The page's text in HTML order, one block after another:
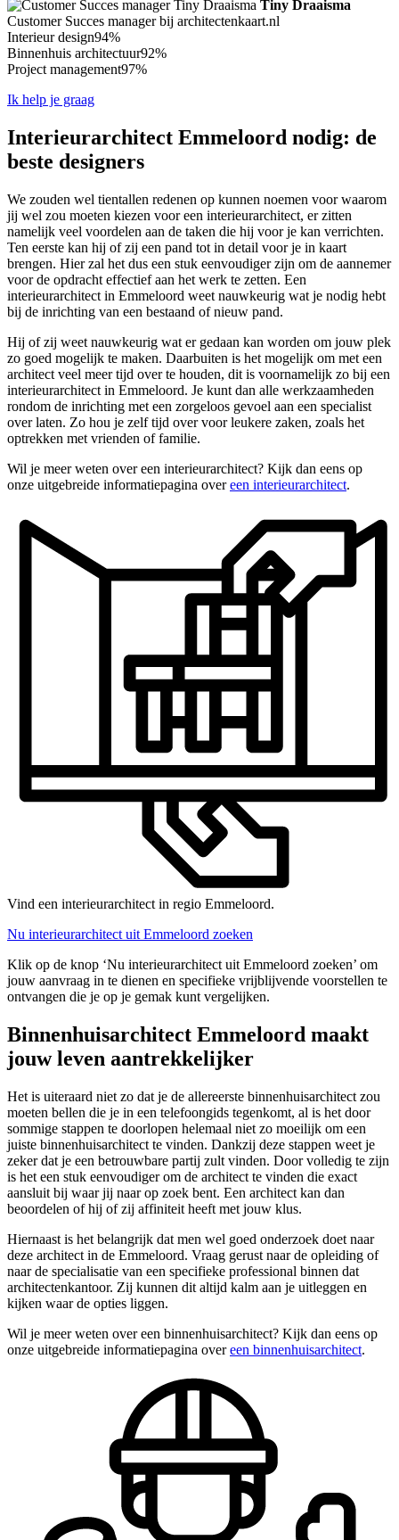
Tiny Draaisma
Customer Succes manager bij architectenkaart.nl
Interieur design94%
Binnenhuis architectuur92%
Project management97%
Ik help je graag
Interieurarchitect Emmeloord nodig: de
beste designers
We zouden wel tientallen redenen op kunnen noemen voor waarom
jij wel zou moeten kiezen voor een interieurarchitect, er zitten
namelijk veel voordelen aan de taken die hij voor je kan verrichten.
Ten eerste kan hij of zij een pand tot in detail voor je in kaart
brengen. Hier zal het dus een stuk eenvoudiger zijn om de aannemer
voor de opdracht effectief aan het werk te zetten. Een
interieurarchitect in Emmeloord weet nauwkeurig wat je nodig hebt
bij de inrichting van een bestaand of nieuw pand.
Hij of zij weet nauwkeurig wat er gedaan kan worden om jouw plek
zo goed mogelijk te maken. Daarbuiten is het mogelijk om met een
architect veel meer tijd over te houden, dit is voornamelijk zo bij een
interieurarchitect in Emmeloord. Je kunt dan alle werkzaamheden
rondom de inrichting met een zorgeloos gevoel aan een specialist
over laten. Zo hou je zelf tijd over voor leukere zaken, zoals het
optrekken met vrienden of familie.
Wil je meer weten over een interieurarchitect? Kijk dan eens op
onze uitgebreide informatiepagina overeen interieurarchitect.
Vind een interieurarchitect in regio Emmeloord.
Nu interieurarchitect uit Emmeloord zoeken
Klik op de knop ‘Nu interieurarchitect uit Emmeloord zoeken’ om
jouw aanvraag in te dienen en specifieke vrijblijvende voorstellen te
ontvangen die je op je gemak kunt vergelijken.
Binnenhuisarchitect Emmeloord maakt
jouw leven aantrekkelijker
Het is uiteraard niet zo dat je de allereerste binnenhuisarchitect zou
moeten bellen die je in een telefoongids tegenkomt, al is het door
sommige stappen te doorlopen helemaal niet zo moeilijk om een
juiste binnenhuisarchitect te vinden. Dankzij deze stappen weet je
zeker dat je een betrouwbare partij zult vinden. Door volledig te zijn
is het een stuk eenvoudiger om de architect te vinden die exact
aansluit bij waar jij naar op zoek bent. Een architect kan dan
beoordelen of hij of zij affiniteit heeft met jouw klus.
Hiernaast is het belangrijk dat men wel goed onderzoek doet naar
deze architect in de Emmeloord. Vraag gerust naar de opleiding of
naar de specialisatie van een specifieke professional binnen dat
architectenkantoor. Zij kunnen dit altijd kalm aan je uitleggen en
kijken waar de opties liggen.
Wil je meer weten over een binnenhuisarchitect? Kijk dan eens op
onze uitgebreide informatiepagina overeen binnenhuisarchitect.